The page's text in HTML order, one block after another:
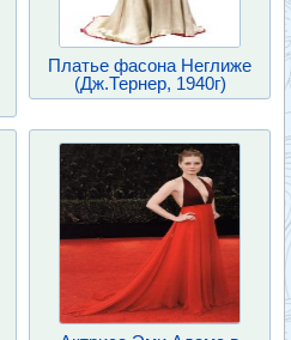
Платье фасона Неглиже
(Дж.Тернер, 1940г)